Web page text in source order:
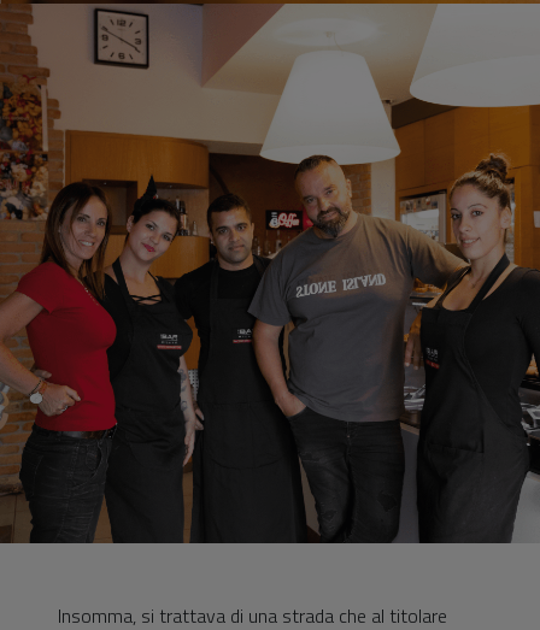
Insomma, si trattava di una strada che al titolare